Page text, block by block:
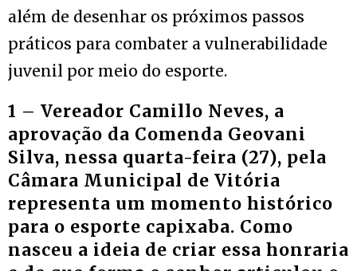
além de desenhar os próximos passos
práticos para combater a vulnerabilidade
juvenil por meio do esporte.
1 – Vereador Camillo Neves, a
aprovação da Comenda Geovani
Silva, nessa quarta-feira (27), pela
Câmara Municipal de Vitória
representa um momento histórico
para o esporte capixaba. Como
nasceu a ideia de criar essa honraria